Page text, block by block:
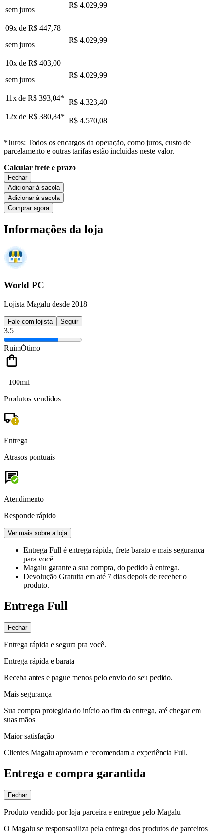
sem juros
R$ 4.029,99
09x de R$ 447,78
sem juros
R$ 4.029,99
10x de R$ 403,00
sem juros
R$ 4.029,99
11x de R$ 393,04* R$ 4.323,40
12x de R$ 380,84* R$ 4.570,08
*Juros: Todos os encargos da operação, como juros, custo de
parcelamento e outras tarifas estão incluídas neste valor.
Calcular frete e prazo
Fechar
Adicionar à sacola
Adicionar à sacola
Comprar agora
Informações da loja
World PC
Lojista Magalu desde 2018
Fale com lojista Seguir
3.5
RuimÓtimo
+100mil
Produtos vendidos
Entrega
Atrasos pontuais
Atendimento
Responde rápido
Ver mais sobre a loja
Entrega Full é entrega rápida, frete barato e mais segurança
para você.
Magalu garante a sua compra, do pedido à entrega.
Devolução Gratuita em até 7 dias depois de receber o
produto.
Entrega Full
Fechar
Entrega rápida e segura pra você.
Entrega rápida e barata
Receba antes e pague menos pelo envio do seu pedido.
Mais segurança
Sua compra protegida do início ao fim da entrega, até chegar em
suas mãos.
Maior satisfação
Clientes Magalu aprovam e recomendam a experiência Full.
Entrega e compra garantida
Fechar
Produto vendido por loja parceira e entregue pelo Magalu
O Magalu se responsabiliza pela entrega dos produtos de parceiros